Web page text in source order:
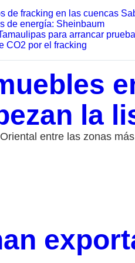
de fracking en las cuencas
de energía: Sheinbaum
para arrancar
CO2 por el fracking
la
entre las zonas